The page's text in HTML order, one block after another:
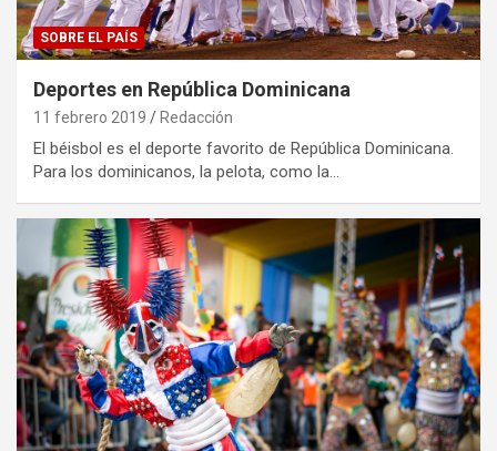
SOBRE EL PAÍS
Deportes en República Dominicana
11 febrero 2019 Redacción
El béisbol es el deporte favorito de República Dominicana.
Para los dominicanos, la pelota, como la…